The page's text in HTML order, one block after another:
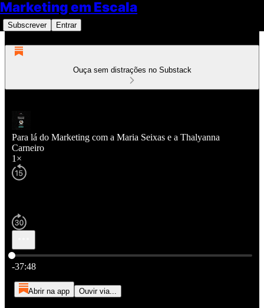
Marketing em Escala
Subscrever Entrar
Ouça sem distrações no Substack
Para lá do Marketing com a Maria Seixas e a Thalyanna
Carneiro
1×
Hora atual: 0:00 / Tempo total: -37:48
-37:48
Abrir na app Ouvir via...